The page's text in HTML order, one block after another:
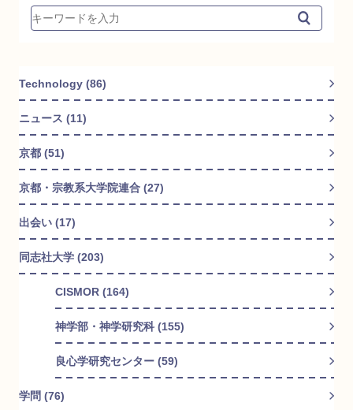
Technology (86)
ニュース (11)
京都 (51)
京都・宗教系大学院連合 (27)
出会い (17)
同志社大学 (203)
CISMOR (164)
神学部・神学研究科 (155)
良心学研究センター (59)
学問 (76)